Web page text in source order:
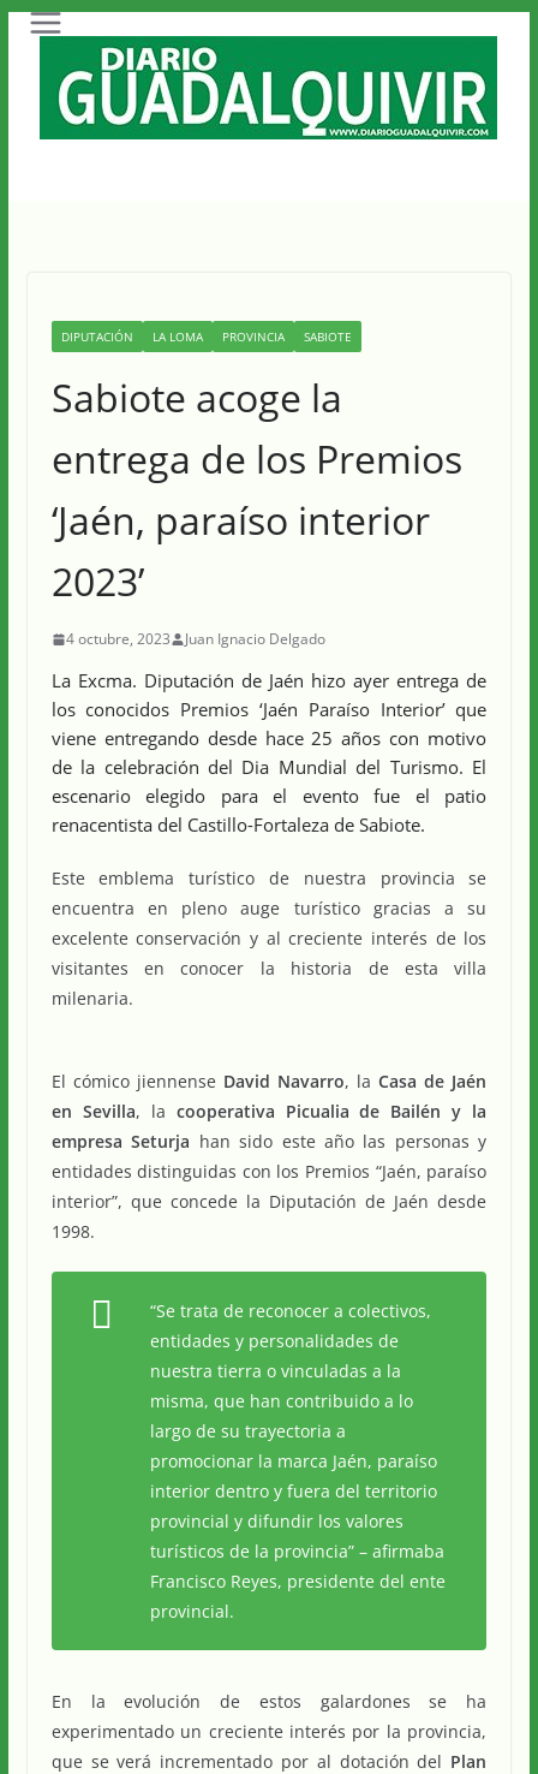
Saltar
contenido
DIPUTACIÓN LA LOMA PROVINCIA SABIOTE
Sabiote acoge la
entrega de los Premios
‘Jaén, paraíso interior
2023’
4 octubre, 2023 Juan Ignacio Delgado
La Excma. Diputación de Jaén hizo ayer entrega de
los conocidos Premios ‘Jaén Paraíso Interior’ que
viene entregando desde hace 25 años con motivo
de la celebración del Dia Mundial del Turismo. El
escenario elegido para el evento fue el patio
renacentista del Castillo-Fortaleza de Sabiote.
Este emblema turístico de nuestra provincia se
encuentra en pleno auge turístico gracias a su
excelente conservación y al creciente interés de los
visitantes en conocer la historia de esta villa
milenaria.
El cómico jiennense David Navarro, laCasa de Jaén
en Sevilla, la cooperativa Picualia de Bailén y la
empresa Seturja han sido este año las personas y
entidades distinguidas con los Premios “Jaén, paraíso
interior”, que concede la Diputación de Jaén desde
1998.
“Se trata de reconocer a colectivos,
entidades y personalidades de
nuestra tierra o vinculadas a la
misma, que han contribuido a lo
largo de su trayectoria a
promocionar la marca Jaén, paraíso
interior dentro y fuera del territorio
provincial y difundir los valores
turísticos de la provincia”– afirmaba
Francisco Reyes, presidente del ente
provincial.
En la evolución de estos galardones se ha
experimentado un creciente interés por la provincia,
que se verá incrementado por al dotación del Plan